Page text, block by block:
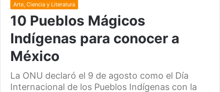
Arte, Ciencia y Literatura
10 Pueblos Mágicos
Indígenas para conocer a
México
La ONU declaró el 9 de agosto como el Día
Internacional de los Pueblos Indígenas con la